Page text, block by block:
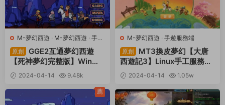
M-夢幻西遊 · M-夢幻西遊 · 手遊
服務端 · 端遊服務端
原創
GGE2互通夢幻西遊
【死神夢幻完整版】Win一
鍵服務端+安卓+PC客戶端
+全套源碼+攻略+視頻架設
教程
2024-04-14
9.48k
M-夢幻西遊 · 手遊服務端
原創
MT3換皮夢幻【大唐
西遊記3】Linux手工服務端
+安卓蘋果雙端+GM後台
+視頻架設教程+全套源碼
+攻略
2024-04-14
1.05w
薦